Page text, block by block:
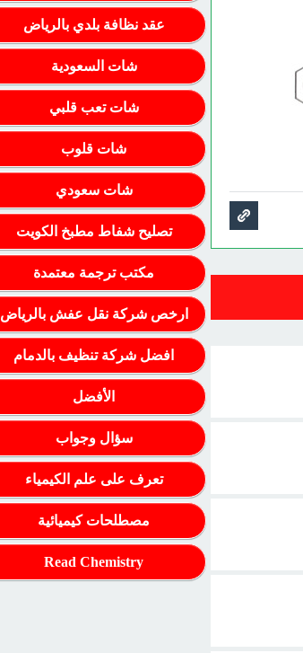
عقد نظافة بلدي بالرياض
شات السعودية
شات تعب قلبي
شات قلوب
شات سعودي
تصليح شفاط مطبخ الكويت
مكتب ترجمة معتمدة
ارخص شركة نقل عفش بالرياض
افضل شركة تنظيف بالدمام
الأفضل
سؤال وجواب
تعرف على علم الكيمياء
مصطلحات كيميائية
Read Chemistry